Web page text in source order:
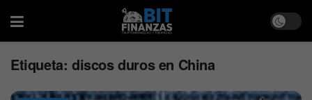
Etiqueta: discos duros en China